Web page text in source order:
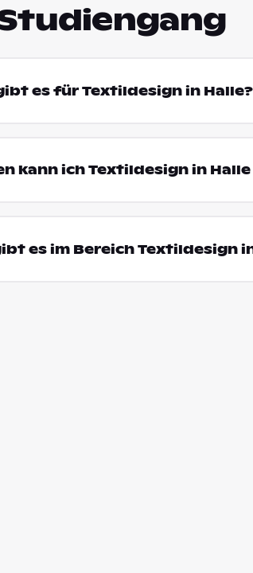
es für Textildesign in Halle?
kann ich Textildesign in
es im Bereich Textildesign